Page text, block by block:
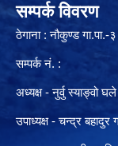
सम्पर्क विवरण
ठेगाना : नौकुण्ड गा.पा.-
सम्पर्क नं. :
अध्यक्ष - नुर्वु स्याङ्वो
उपाध्यक्ष - चन्द्र